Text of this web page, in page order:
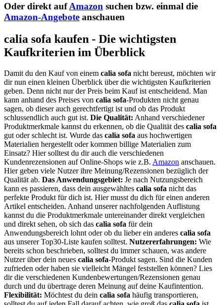
Oder direkt aufAmazon suchen bzw. einmal die
Amazon-Angebote anschauen
calia sofa kaufen - Die wichtigsten
Kaufkriterien im Überblick
Damit du den Kauf von einem calia sofa nicht bereust, möchten wir
dir nun einen kleinen Überblick über die wichtigsten Kaufkriterien
geben. Denn nicht nur der Preis beim Kauf ist entscheidend. Man
kann anhand des Preises von calia sofa-Produkten nicht genau
sagen, ob dieser auch gerechtfertigt ist und ob das Produkt
schlussendlich auch gut ist. Die Qualität: Anhand verschiedener
Produktmerkmale kannst du erkennen, ob die Qualität des calia sofa
gut oder schlecht ist. Wurde das calia sofa aus hochwertigen
Materialien hergestellt oder kommen billige Materialien zum
Einsatz? Hier solltest du dir auch die verschiedenen
Kundenrezensionen auf Online-Shops wie z.B. Amazon anschauen.
Hier geben viele Nutzer ihre Meinung/Rezensionen bezüglich der
Qualität ab. Das Anwendungsgebiet: Je nach Nutzungsbereich
kann es passieren, dass dein ausgewähltes calia sofa nicht das
perfekte Produkt für dich ist. Hier musst du dich für einen anderen
Artikel entscheiden. Anhand unserer nachfolgenden Auflistung
kannst du die Produktmerkmale untereinander direkt vergleichen
und direkt sehen, ob sich das calia sofa für dein
Anwendungsbereich lohnt oder ob du lieber ein anderes calia sofa
aus unserer Top30-Liste kaufen solltest. Nutzererfahrungen: Wie
bereits schon beschrieben, solltest du immer schauen, was andere
Nutzer über dein neues calia sofa-Produkt sagen. Sind die Kunden
zufrieden oder haben sie vielleicht Mängel feststellen können? Lies
dir die verschiedenen Kundenbewertungen/Rezensionen genau
durch und du übertrage deren Meinung auf deine Kaufintention.
Flexibilität: Möchtest du dein calia sofa häufig transportieren,